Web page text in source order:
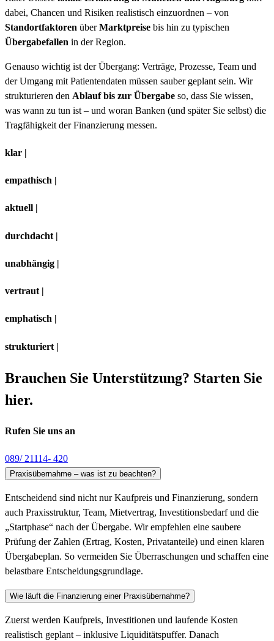
dabei, Chancen und Risiken realistisch einzuordnen – von
Standortfaktoren überMarktpreise bis hin zu typischen
Übergabefallen in der Region.
Genauso wichtig ist der Übergang: Verträge, Prozesse, Team und
der Umgang mit Patientendaten müssen sauber geplant sein. Wir
strukturieren den Ablauf bis zur Übergabe so, dass Sie wissen,
was wann zu tun ist – und woran Banken (und später Sie selbst) die
Tragfähigkeit der Finanzierung messen.
klar |
empathisch |
aktuell |
durchdacht |
unabhängig |
vertraut |
emphatisch |
strukturiert |
Brauchen Sie Unterstützung? Starten Sie
hier.
Rufen Sie uns an
089/ 21114- 420
Praxisübernahme – was ist zu beachten?
Entscheidend sind nicht nur Kaufpreis und Finanzierung, sondern
auch Praxisstruktur, Team, Mietvertrag, Investitionsbedarf und die
„Startphase“ nach der Übergabe. Wir empfehlen eine saubere
Prüfung der Zahlen (Ertrag, Kosten, Privatanteile) und einen klaren
Übergabeplan. So vermeiden Sie Überraschungen und schaffen eine
belastbare Entscheidungsgrundlage.
Wie läuft die Finanzierung einer Praxisübernahme?
Zuerst werden Kaufpreis, Investitionen und laufende Kosten
realistisch geplant – inklusive Liquiditätspuffer. Danach